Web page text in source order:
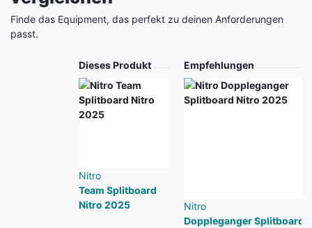
Finde das Equipment, das perfekt zu deinen Anforderungen
passt.
Dieses Produkt
Nitro
Team Splitboard
Nitro 2025
Empfehlungen
Nitro
Doppleganger Splitboard